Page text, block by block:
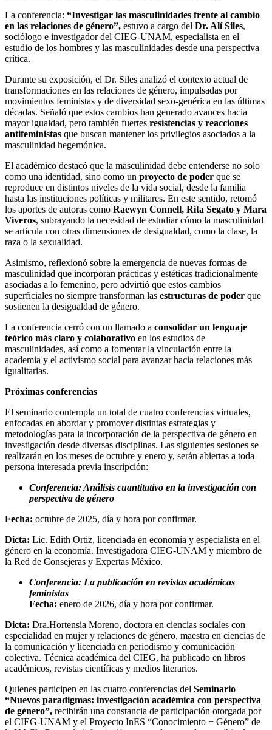
La conferencia: “Investigar las masculinidades frente al cambio
en las relaciones de género”, estuvo a cargo del Dr. Alí Siles,
sociólogo e investigador del CIEG-UNAM, especialista en el
estudio de los hombres y las masculinidades desde una perspectiva
crítica.
Durante su exposición, el Dr. Siles analizó el contexto actual de
transformaciones en las relaciones de género, impulsadas por
movimientos feministas y de diversidad sexo-genérica en las últimas
décadas. Señaló que estos cambios han generado avances hacia
mayor igualdad, pero también fuertes resistencias y reacciones
antifeministas que buscan mantener los privilegios asociados a la
masculinidad hegemónica.
El académico destacó que la masculinidad debe entenderse no solo
como una identidad, sino como un proyecto de poder que se
reproduce en distintos niveles de la vida social, desde la familia
hasta las instituciones políticas y militares. En este sentido, retomó
los aportes de autoras como Raewyn Connell, Rita Segato y Mara
Viveros, subrayando la necesidad de estudiar cómo la masculinidad
se articula con otras dimensiones de desigualdad, como la clase, la
raza o la sexualidad.
Asimismo, reflexionó sobre la emergencia de nuevas formas de
masculinidad que incorporan prácticas y estéticas tradicionalmente
asociadas a lo femenino, pero advirtió que estos cambios
superficiales no siempre transforman las estructuras de poder que
sostienen la desigualdad de género.
La conferencia cerró con un llamado a consolidar un lenguaje
teórico más claro y colaborativo en los estudios de
masculinidades, así como a fomentar la vinculación entre la
academia y el activismo social para avanzar hacia relaciones más
igualitarias.
Próximas conferencias
El seminario contempla un total de cuatro conferencias virtuales,
enfocadas en abordar y promover distintas estrategias y
metodologías para la incorporación de la perspectiva de género en
investigación desde diversas disciplinas. Las siguientes sesiones se
realizarán en los meses de octubre y enero y, serán abiertas a toda
persona interesada previa inscripción:
Conferencia: Análisis cuantitativo en la investigación con
perspectiva de género
Fecha: octubre de 2025, día y hora por confirmar.
Dicta: Lic. Edith Ortiz, licenciada en economía y especialista en el
género en la economía. Investigadora CIEG-UNAM y miembro de
la Red de Consejeras y Expertas México.
Conferencia: La publicación en revistas académicas
feministas
Fecha: enero de 2026, día y hora por confirmar.
Dicta: Dra.Hortensia Moreno, doctora en ciencias sociales con
especialidad en mujer y relaciones de género, maestra en ciencias de
la comunicación y licenciada en periodismo y comunicación
colectiva. Técnica académica del CIEG, ha publicado en libros
académicos, revistas científicas y medios literarios.
Quienes participen en las cuatro conferencias del Seminario
“Nuevos paradigmas: investigación académica con perspectiva
de género”, recibirán una constancia de participación otorgada por
el CIEG-UNAM y el Proyecto InES “Conocimiento + Género” de